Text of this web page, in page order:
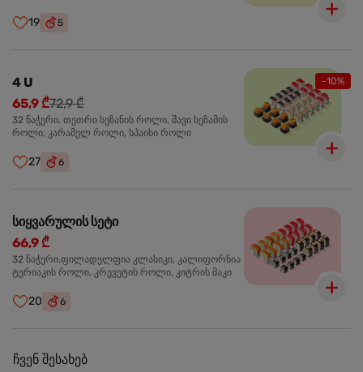
19 5
-10%
4 U
65,9 ₾72,9 ₾
32 ნაჭერი. თეთრი სეზანის როლი, შავი სეზამის
როლი, კარამელ როლი, სპაისი როლი
27 6
სიყვარულის სეტი
66,9 ₾
32 ნაჭერი.ფილადელფია კლასიკი, კალიფორნია
ტერიაკის როლი, კრევეტის როლი, კიტრის მაკი
20 6
ჩვენ შესახებ